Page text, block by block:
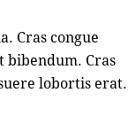
Cras congue
bibendum. Cras
lobortis erat.